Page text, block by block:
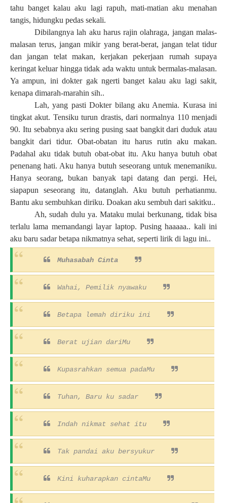
tahu banget kalau aku lagi rapuh, mati-matian aku menahan
tangis, hidungku pedas sekali.
Dibilangnya lah aku harus rajin olahraga, jangan malas-
malasan terus, jangan mikir yang berat-berat, jangan telat tidur
dan jangan telat makan, kerjakan pekerjaan rumah supaya
keringat keluar hingga tidak ada waktu untuk bermalas-malasan.
Ya ampun, ini dokter gak ngerti banget kalau aku lagi sakit,
kenapa dimarah-marahin sih..
Lah, yang pasti Dokter bilang aku Anemia. Kurasa ini
tingkat akut. Tensiku turun drastis, dari normalnya 110 menjadi
90. Itu sebabnya aku sering pusing saat bangkit dari duduk atau
bangkit dari tidur. Obat-obatan itu harus rutin aku makan.
Padahal aku tidak butuh obat-obat itu. Aku hanya butuh obat
penenang hati. Aku hanya butuh seseorang untuk menemaniku.
Hanya seorang, bukan banyak tapi datang dan pergi. Hei,
siapapun seseorang itu, datanglah. Aku butuh perhatianmu.
Bantu aku sembuhkan diriku. Doakan aku sembuh dari sakitku..
Ah, sudah dulu ya. Mataku mulai berkunang, tidak bisa
terlalu lama memandangi layar laptop. Pusing haaaaa.. kali ini
aku baru sadar betapa nikmatnya sehat, seperti lirik di lagu ini..
Muhasabah Cinta
Wahai, Pemilik nyawaku
Betapa lemah diriku ini
Berat ujian dariMu
Kupasrahkan semua padaMu
Tuhan, Baru ku sadar
Indah nikmat sehat itu
Tak pandai aku bersyukur
Kini kuharapkan cintaMu